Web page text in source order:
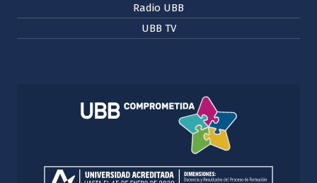
Radio UBB
UBB TV